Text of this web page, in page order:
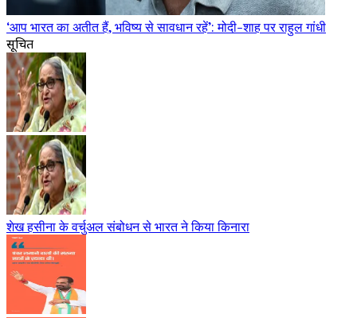
‘आप भारत का अतीत हैं, भविष्य से सावधान रहें’: मोदी-शाह पर राहुल गांधी
सूचित
शेख हसीना के वर्चुअल संबोधन से भारत ने किया किनारा